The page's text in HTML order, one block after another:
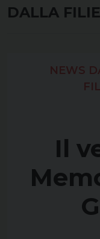
DALLA
NEWS
Il